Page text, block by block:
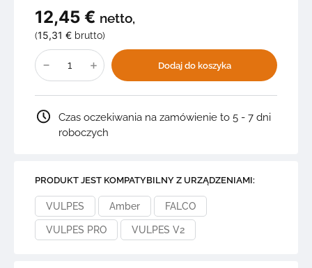
12,45 € netto,
(15,31 € brutto)
ilość
ZESTAW
FOREMKA
SERCE
3
GRAFIKI:
babcia
dziadkiem,
Dodaj do koszyka
Czas oczekiwania na zamówienie to 5 - 7 dni
roboczych
PRODUKT JEST KOMPATYBILNY Z URZĄDZENIAMI:
VULPES Amber FALCO
VULPES PRO VULPES V2